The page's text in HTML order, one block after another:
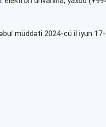
müddəti 2024-cü il iyun 17-